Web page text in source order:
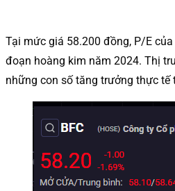
Tại mức giá 58.200 đồng, P/E
đoạn hoàng kim năm 2024. Thị
những con số tăng trưởng thực tế